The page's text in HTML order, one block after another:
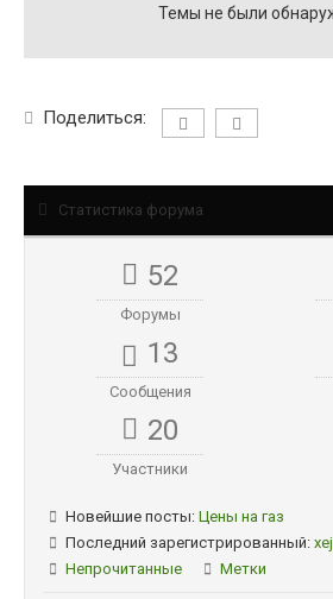
Темы не были
Поделиться:
Статистика форума
52
Форумы
13
Сообщения
20
Участники
Новейшие посты: Цены на газ
Последний зарегистрированный:
Непрочитанные
Метки